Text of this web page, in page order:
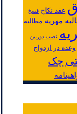
عقد نکاح فسخ
مهریه مطالبه
نصب دوربین
وعده در ازدواج
چک